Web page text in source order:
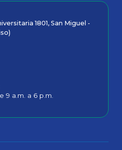
1801, San Miguel -
9 a.m. a 6 p.m.